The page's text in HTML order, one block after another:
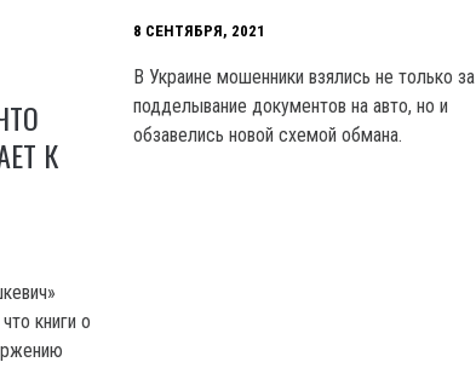
8 СЕНТЯБРЯ, 2021
В Украине мошенники взялись не только за
подделывание документов на авто, но и
обзавелись новой схемой обмана.
К
книги о